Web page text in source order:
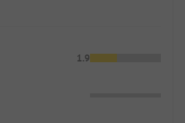
1.9